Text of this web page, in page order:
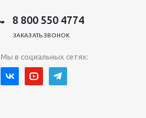
8 800 550 4774
ЗАКАЗАТЬ ЗВОНОК
Мы в социальных сетях: